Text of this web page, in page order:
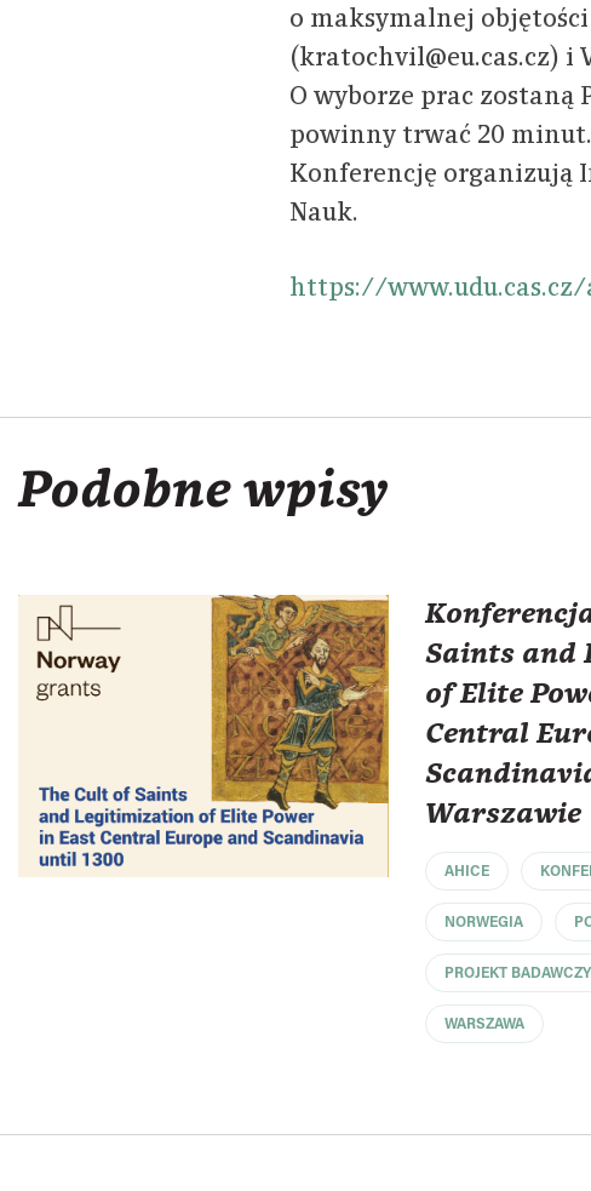
o maksymalnej
(kratochvil@eu.cas.cz) i
O wyborze prac zostaną
powinny trwać 20
Konferencję organizują
Nauk.
https://
Podobne wpisy
Saints and
of Elite
Central
Warszawie
AHICE
NORWEGIA
PROJEKT BADAWCZY
WARSZAWA